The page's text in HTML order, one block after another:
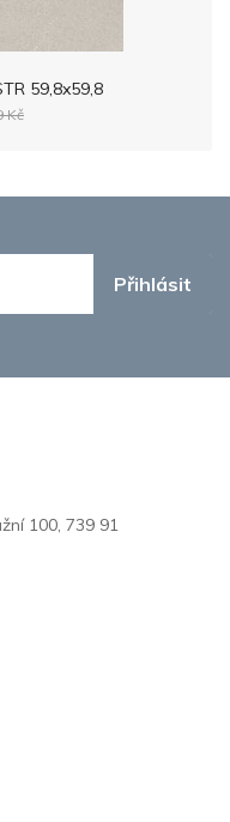
59,8x59,8
Kč
Přihlásit
100, 739 91